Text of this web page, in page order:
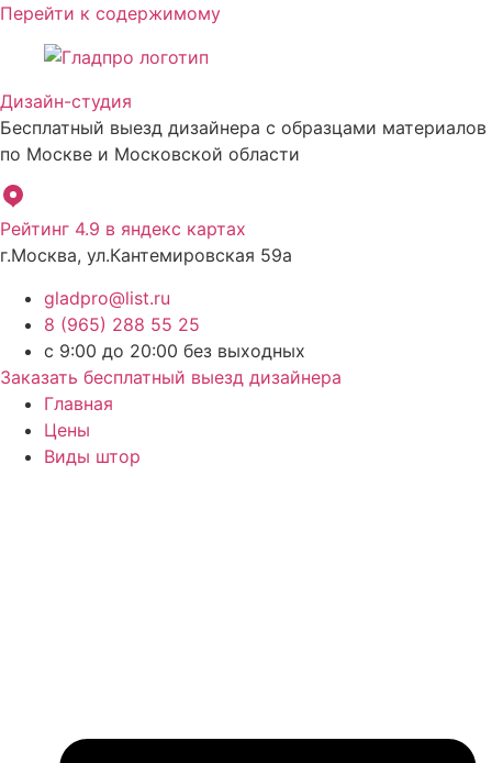
Перейти к содержимому
Дизайн-студия
Бесплатный выезд дизайнера с образцами материалов
по Москве и Московской области
Рейтинг 4.9 в яндекс картах
г.Москва, ул.Кантемировская 59а
gladpro@list.ru
8 (965) 288 55 25
с 9:00 до 20:00 без выходных
Заказать бесплатный выезд дизайнера
Главная
Цены
Виды штор